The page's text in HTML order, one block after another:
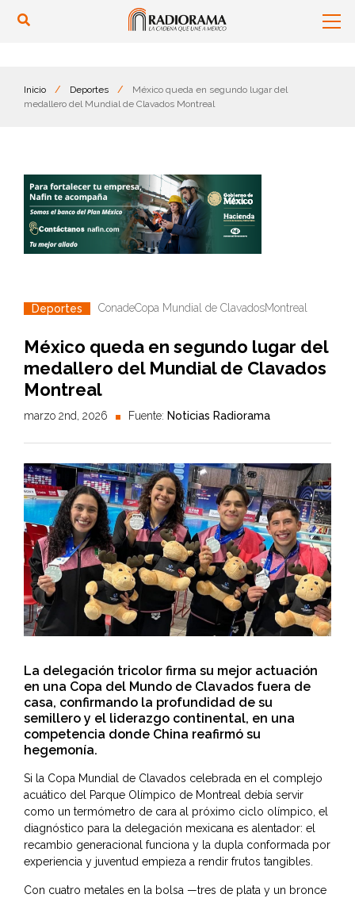
Inicio / Deportes /
México queda en segundo lugar del
medallero del Mundial de Clavados Montreal
Deportes ConadeCopa Mundial de ClavadosMontreal
México queda en segundo lugar del
medallero del Mundial de Clavados
Montreal
marzo 2nd, 2026 Fuente: Noticias Radiorama
La delegación tricolor firma su mejor actuación
en una Copa del Mundo de Clavados fuera de
casa, confirmando la profundidad de su
semillero y el liderazgo continental, en una
competencia donde China reafirmó su
hegemonía.
Si la Copa Mundial de Clavados celebrada en el complejo
acuático del Parque Olímpico de Montreal debía servir
como un termómetro de cara al próximo ciclo olímpico, el
diagnóstico para la delegación mexicana es alentador: el
recambio generacional funciona y la dupla conformada por
experiencia y juventud empieza a rendir frutos tangibles.
Con cuatro metales en la bolsa —tres de plata y un bronce